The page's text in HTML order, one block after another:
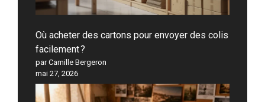
Où acheter des cartons pour envoyer des colis
facilement ?
par Camille Bergeron
mai 27, 2026